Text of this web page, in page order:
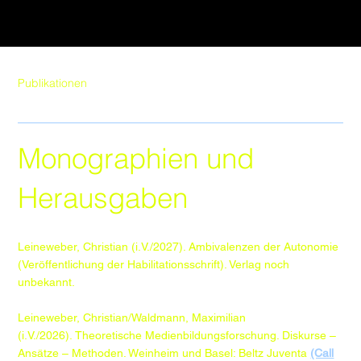
Publikationen
Monographien und
Herausgaben
Leineweber, Christian (i.V./2027). Ambivalenzen der Autonomie
(Veröffentlichung der Habilitationsschrift). Verlag noch
unbekannt.
Leineweber, Christian/Waldmann, Maximilian
(i.V./2026). Theoretische Medienbildungsforschung. Diskurse –
Ansätze – Methoden. Weinheim und Basel: Beltz Juventa (Call